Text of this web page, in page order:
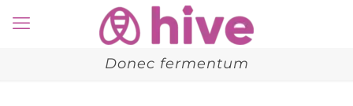
Donec fermentum